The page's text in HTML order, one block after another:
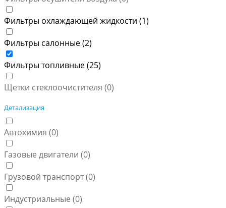
Фильтры охлаждающей жидкости (1)
Фильтры салонные (2)
Фильтры топливные (25)
Щетки стеклоочистителя (0)
Детализация
Автохимия (0)
Газовые двигатели (0)
Грузовой транспорт (0)
Индустриальные (0)